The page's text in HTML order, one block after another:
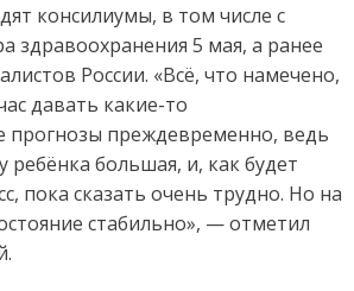
консилиумы, в том числе с
здравоохранения 5 мая, а ранее
России. «Всё, что намечено,
давать какие-то
прогнозы преждевременно, ведь
большая, и, как будет
пока сказать очень трудно. Но на
стабильно», — отметил